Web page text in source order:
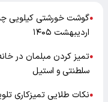
●
اردیبهشت ۱۴۰۵
●تمیز کردن مبلمان در
سلطنتی و استیل
●نکات طلایی تمیزکاری